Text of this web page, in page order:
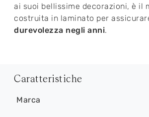
ai suoi bellissime decorazioni, è il
costruita in laminato per
durevolezza negli anni.
Caratteristiche
Marca